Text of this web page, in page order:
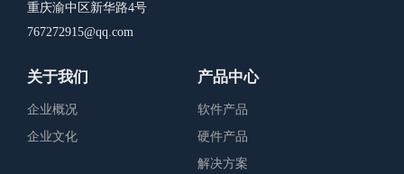
重庆渝中区新华路4号
767272915@qq.com
关于我们
企业概况
企业文化
产品中心
软件产品
硬件产品
解决方案